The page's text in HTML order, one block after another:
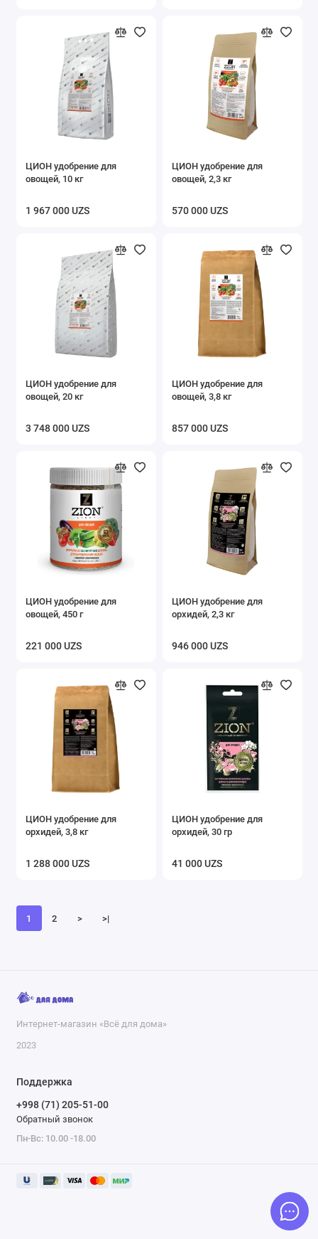
ЦИОН удобрение для
овощей, 10 кг
1 967 000 UZS
ЦИОН удобрение для
овощей, 2,3 кг
570 000 UZS
ЦИОН удобрение для
овощей, 20 кг
3 748 000 UZS
ЦИОН удобрение для
овощей, 3,8 кг
857 000 UZS
ЦИОН удобрение для
овощей, 450 г
221 000 UZS
ЦИОН удобрение для
орхидей, 2,3 кг
946 000 UZS
ЦИОН удобрение для
орхидей, 3,8 кг
1 288 000 UZS
ЦИОН удобрение для
орхидей, 30 гр
41 000 UZS
1 2 > >|
Интернет-магазин «Всё для дома»
2023
Поддержка
+998 (71) 205-51-00
Обратный звонок
Пн-Вс: 10.00 -18.00